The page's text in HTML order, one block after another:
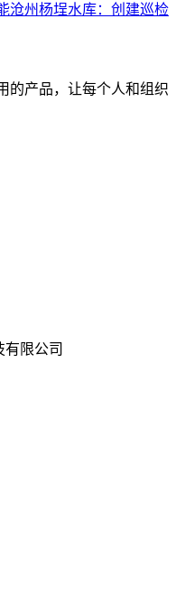
沧州杨埕水库：创建巡检
的产品，让每个人和组织
有限公司